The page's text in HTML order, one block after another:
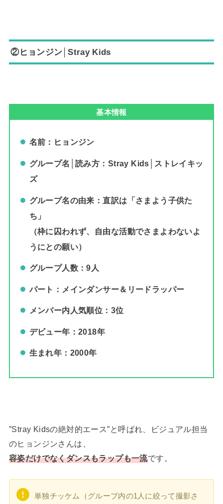
②ヒョンジン│Stray Kids
基本情報
名前：ヒョンジン
グループ名│読み方：Stray Kids│ストレイキッ
ズ
グループ名の由来：直訳は「さまよう子供た
ち」
（枠に囚われず、自由な活動でさまよわないよ
うにとの願い）
グループ人数：9人
パート：メインダンサー＆リードラッパー
メンバー内人気順位：3位
デビュー年：2018年
生まれ年：2000年
”Stray Kidsの絶対的エース”と呼ばれ、ビジュアル担当
のヒョンジンさんは、
容姿だけでなくダンスもラップも一流です。
単独チッケム（グループ内の1人に絞って撮影さ